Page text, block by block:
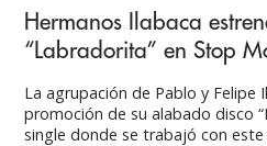
Hermanos Ilabaca
“Labradorita” en Stop
La agrupación de Pablo y Felipe
promoción de su alabado disco
single donde se trabajó con